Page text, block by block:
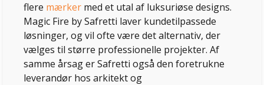
flere mærker med et utal af luksuriøse designs.
Magic Fire by Safretti laver kundetilpassede
løsninger, og vil ofte være det alternativ, der
vælges til større professionelle projekter. Af
samme årsag er Safretti også den foretrukne
leverandør hos arkitekt og